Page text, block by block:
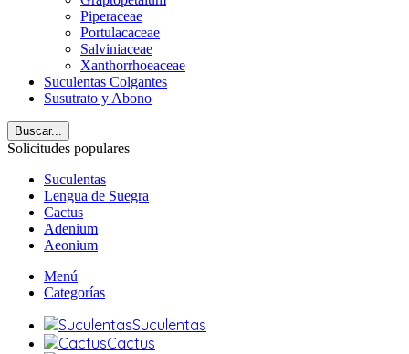
Piperaceae
Portulacaceae
Salviniaceae
Xanthorrhoeaceae
Suculentas Colgantes
Susutrato y Abono
Buscar...
Solicitudes populares
Suculentas
Lengua de Suegra
Cactus
Adenium
Aeonium
Menú
Categorías
Suculentas
Cactus